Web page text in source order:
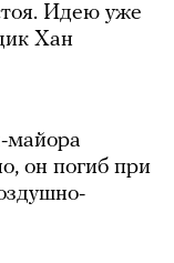
Идею уже
Хан
майора
он погиб при